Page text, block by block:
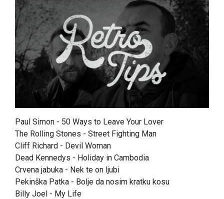
Paul Simon - 50 Ways to Leave Your Lover
The Rolling Stones - Street Fighting Man
Cliff Richard - Devil Woman
Dead Kennedys - Holiday in Cambodia
Crvena jabuka - Nek te on ljubi
Pekinška Patka - Bolje da nosim kratku kosu
Billy Joel - My Life